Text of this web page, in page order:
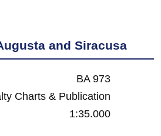
and Siracusa
BA 973
Charts & Publication
1:35.000